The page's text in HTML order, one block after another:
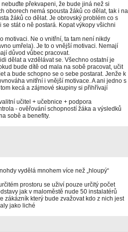
překvapeni, že bude jiná než si
oborech nemá spousta žáků co dělat, tak i na
žáků co dělat. Je obrovský problém co s
stát o ně postará. Kopat výkopy všichni
motivaci. Ne o vnitřní, ta tam není nikdy
umřela). Je to o vnější motivaci. Nemají
důvod vůbec pracovat.
dělat a vzdělávat se. Všechno ostatní je
bude dítě od mala na sobě pracovat, učit
a bude schopno se o sebe postarat. Jenže k
vnitřní i vnější motivace. A ani jedno s
kecá a zájmové skupiny si přihřívají
učitel + učebnice + podpora
- ověřování schopností žáka a výsledků
sobě a benefity.
vydělá mnohem více než „hloupý“
prostoru se uživí pouze určitý počet
jak v maloměstě nude 50 instalatérů
zákázník který bude zvažovat kdo z nich jest
jako liché